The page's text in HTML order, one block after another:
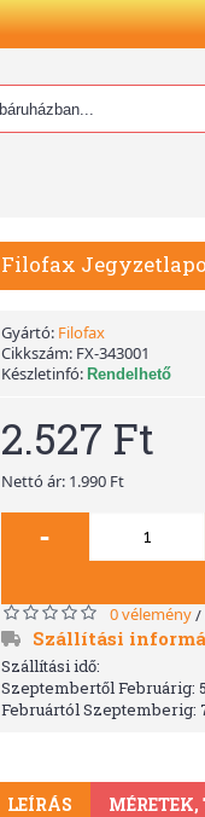
Filofax
Gyártó: Filofax
Cikkszám: FX-343001
Készletinfó: Rendelhető
2.527 Ft
Nettó ár: 1.990 Ft
-
0 vélemény/
Szállítási
Szállítási idő:
Szeptembertől Februárig:
Februártól Szeptemberig:
LEÍRÁS